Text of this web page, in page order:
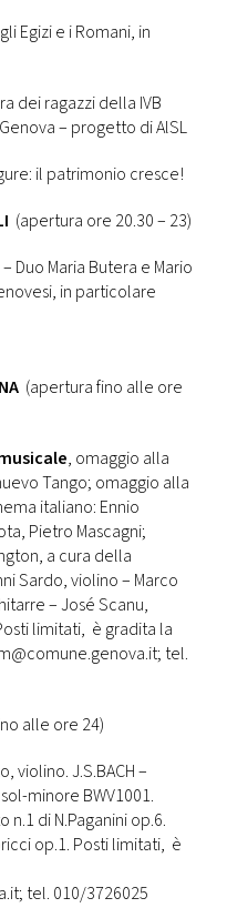
Egizi e i Romani, in
dei ragazzi della IVB
– progetto di AlSL
il patrimonio cresce!
(apertura ore 20.30 – 23)
Duo Maria Butera e Mario
in particolare
(apertura fino alle ore
, omaggio alla
Tango; omaggio alla
italiano: Ennio
Pietro Mascagni;
a cura della
Sardo, violino – Marco
– José Scanu,
limitati, è gradita la
tel.
alle ore 24)
violino. J.S.BACH –
minore BWV1001.
n.1 di N.Paganini op.6.
op.1. Posti limitati, è
tel. 010/3726025